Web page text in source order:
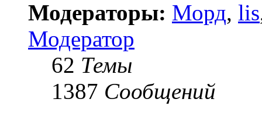
Модераторы: Морд, lis
Модератор
62 Темы
1387 Сообщений